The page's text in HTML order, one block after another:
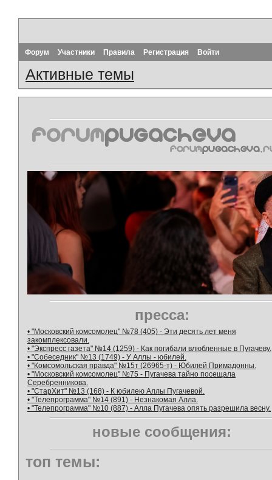
Форум Участники Правила Регистрация Войти
Активные темы
пресса:
• "Московский комсомолец" №78 (405) - Эти десять лет меня
закомплексовали.
• "Экспресс газета" №14 (1259) - Как погибали влюбленные в Пугачеву.
• "Собеседник" №13 (1749) - У Аллы - юбилей.
• "Комсомольская правда" №15т (26965-т) - Юбилей Примадонны.
• "Московский комсомолец" №75 - Пугачева тайно посещала
Серебренникова.
• "СтарХит" №13 (168) - К юбилею Аллы Пугачевой.
• "Телепрограмма" №14 (891) - Незнакомая Алла.
• "Телепрограмма" №10 (887) - Алла Пугачева опять разрешила весну.
новые сообщения:
топ темы: